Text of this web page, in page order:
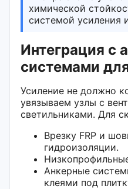
химической
системой усиления
Интеграция с
системами
Усиление не должно
увязываем узлы с
светильниками. Для
Врезку FRP и
гидроизоляции.
Анкерные
клеями под